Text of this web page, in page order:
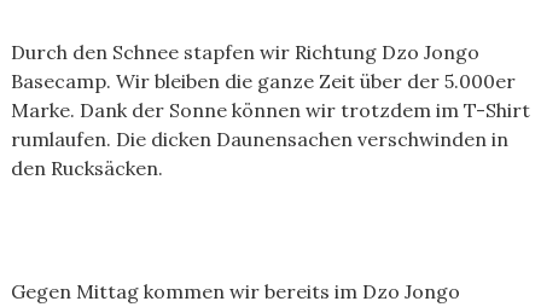
Durch den Schnee stapfen wir Richtung Dzo Jongo
Basecamp. Wir bleiben die ganze Zeit über der 5.000er
Marke. Dank der Sonne können wir trotzdem im T-Shirt
rumlaufen. Die dicken Daunensachen verschwinden in
den Rucksäcken.
Gegen Mittag kommen wir bereits im Dzo Jongo